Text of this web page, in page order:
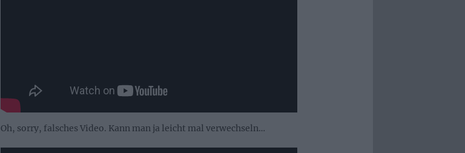
Oh, sorry, falsches Video. Kann man ja leicht mal verwechseln…